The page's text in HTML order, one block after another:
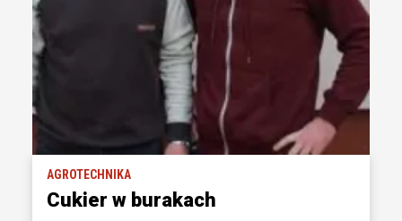
AGROTECHNIKA
Cukier w burakach